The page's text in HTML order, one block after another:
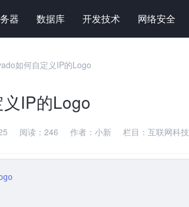
器 数据库 开发技术 网络安全
如何自定义IP的Logo
IP的Logo
阅读： 246 作者： 小新 栏目： 互联网科技